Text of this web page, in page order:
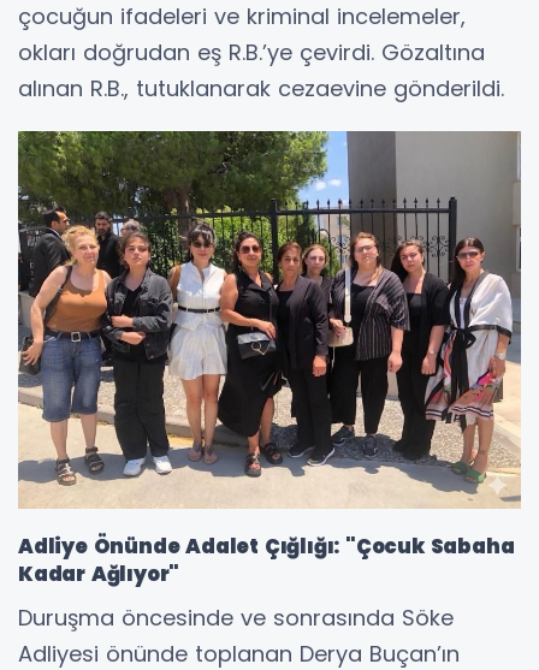
çocuğun ifadeleri ve kriminal incelemeler,
okları doğrudan eş R.B.’ye çevirdi. Gözaltına
alınan R.B., tutuklanarak cezaevine gönderildi.
Adliye Önünde Adalet Çığlığı: "Çocuk Sabaha
Kadar Ağlıyor"
Duruşma öncesinde ve sonrasında Söke
Adliyesi önünde toplanan Derya Buçan’ın